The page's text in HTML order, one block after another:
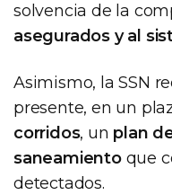
solvencia de la
asegurados y al
Asimismo, la SSN
presente, en un
corridos, un plan
saneamientoque
detectados.